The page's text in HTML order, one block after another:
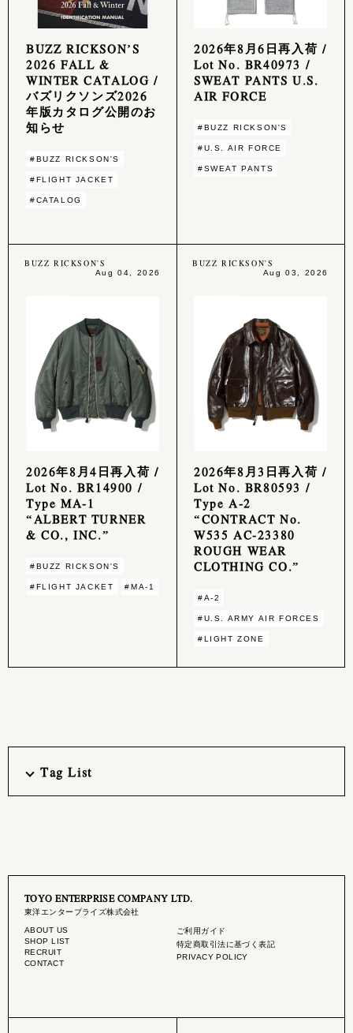
BUZZ RICKSON’S
2026 FALL &
WINTER CATALOG /
バズリクソンズ2026
年版カタログ公開のお
知らせ
#BUZZ RICKSON'S
#FLIGHT JACKET
#CATALOG
2026年8月6日再入荷 /
Lot No. BR40973 /
SWEAT PANTS U.S.
AIR FORCE
#BUZZ RICKSON'S
#U.S. AIR FORCE
#SWEAT PANTS
BUZZ RICKSON'S
Aug 04, 2026
2026年8月4日再入荷 /
Lot No. BR14900 /
Type MA-1
“ALBERT TURNER
& CO., INC.”
#BUZZ RICKSON'S
#FLIGHT JACKET #MA-1
BUZZ RICKSON'S
Aug 03, 2026
2026年8月3日再入荷 /
Lot No. BR80593 /
Type A-2
“CONTRACT No.
W535 AC-23380
ROUGH WEAR
CLOTHING CO.”
#A-2
#U.S. ARMY AIR FORCES
#LIGHT ZONE
Tag List
TOYO ENTERPRISE COMPANY LTD.
東洋エンタープライズ株式会社
ABOUT US
SHOP LIST
RECRUIT
CONTACT
ご利用ガイド
特定商取引法に基づく表記
PRIVACY POLICY